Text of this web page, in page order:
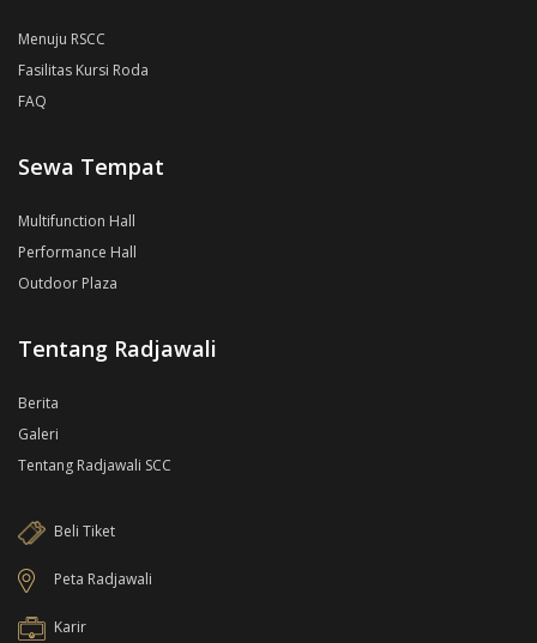
Menuju RSCC
Fasilitas Kursi Roda
FAQ
Sewa Tempat
Multifunction Hall
Performance Hall
Outdoor Plaza
Tentang Radjawali
Berita
Galeri
Tentang Radjawali SCC
Beli Tiket
Peta Radjawali
Karir